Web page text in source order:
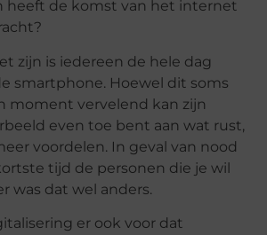
heeft de komst van het internet
zijn is iedereen de hele dag
smartphone. Hoewel dit soms
moment vervelend kan zijn
even toe bent aan wat rust,
voordelen. In geval van nood
tijd de personen die je wil
was dat wel anders.
er ook voor dat